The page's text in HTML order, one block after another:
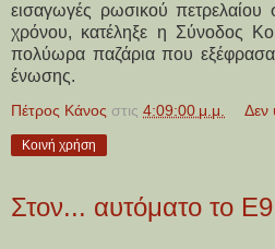
εισαγωγές ρωσικού
χρόνου, κατέληξε η Σύνοδος
πολύωρα παζάρια που εξέφρασαν
ένωσης.
Πέτρος Κάνος στις 4:09:00 μ.μ. Δεν
Κοινή χρήση
Στον... αυτόματο το Ε9